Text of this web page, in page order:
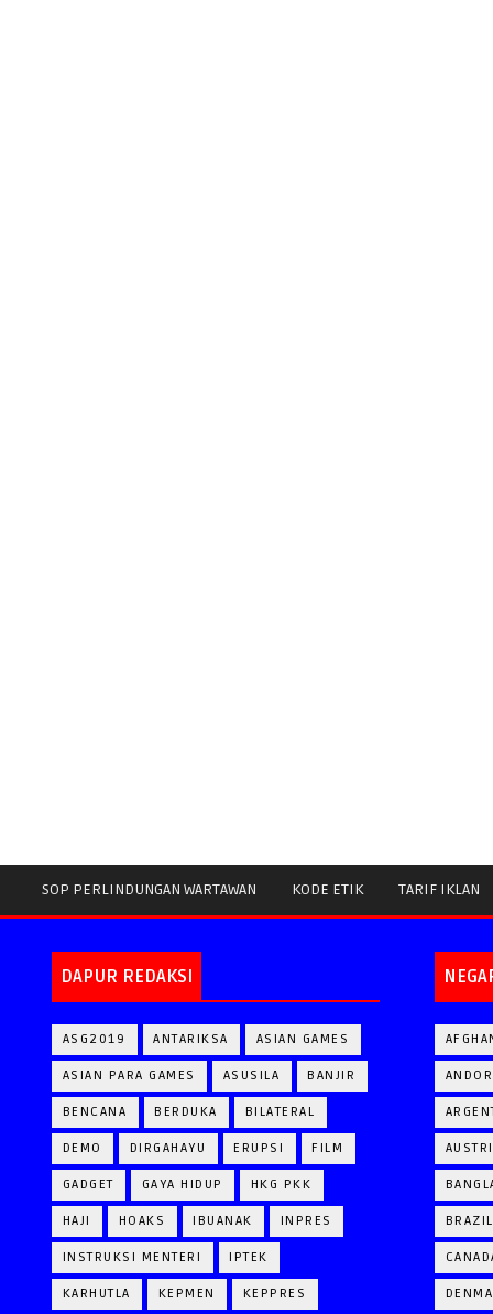
SOP PERLINDUNGAN WARTAWAN KODE ETIK TARIF IKLAN
DAPUR REDAKSI
ASG2019 ANTARIKSA ASIAN GAMES
ASIAN PARA GAMES ASUSILA BANJIR
BENCANA BERDUKA BILATERAL
DEMO DIRGAHAYU ERUPSI FILM
GADGET GAYA HIDUP HKG PKK
HAJI HOAKS IBUANAK INPRES
INSTRUKSI MENTERI IPTEK
KARHUTLA KEPMEN KEPPRES
BRAZIL